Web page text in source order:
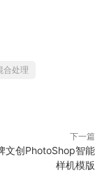
你分享每一份的
合处理
下一篇
文创PhotoShop智能
样机模版